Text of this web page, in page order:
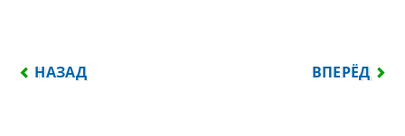
ПРЕДЫДУЩИЙ: ДВА МАШИНИСТА ВЕДУТ ПОЕЗД,
НАЗАД ВПЕРЁД